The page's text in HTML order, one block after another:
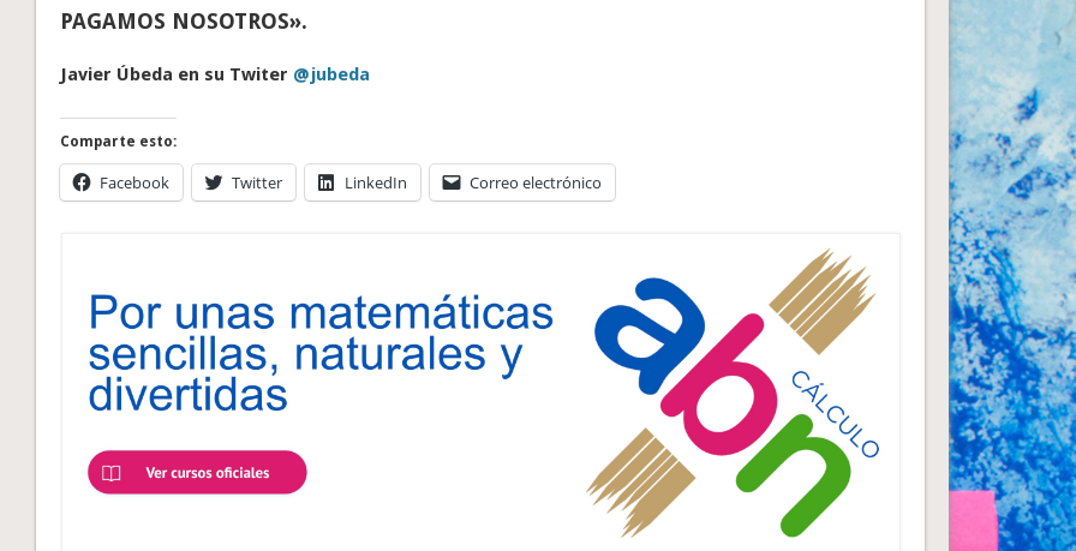
PAGAMOS NOSOTROS».
Javier Úbeda en su Twiter @jubeda
Comparte esto:
Facebook Twitter LinkedIn Correo electrónico